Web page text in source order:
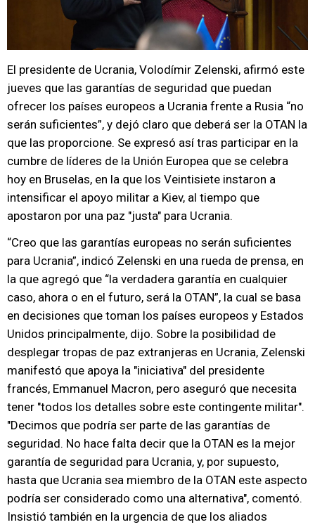
El presidente de Ucrania, Volodímir Zelenski, afirmó este
jueves que las garantías de seguridad que puedan
ofrecer los países europeos a Ucrania frente a Rusia “no
serán suficientes”, y dejó claro que deberá ser la OTAN la
que las proporcione. Se expresó así tras participar en la
cumbre de líderes de la Unión Europea que se celebra
hoy en Bruselas, en la que los Veintisiete instaron a
intensificar el apoyo militar a Kiev, al tiempo que
apostaron por una paz "justa" para Ucrania.
“Creo que las garantías europeas no serán suficientes
para Ucrania”, indicó Zelenski en una rueda de prensa, en
la que agregó que “la verdadera garantía en cualquier
caso, ahora o en el futuro, será la OTAN”, la cual se basa
en decisiones que toman los países europeos y Estados
Unidos principalmente, dijo. Sobre la posibilidad de
desplegar tropas de paz extranjeras en Ucrania, Zelenski
manifestó que apoya la "iniciativa" del presidente
francés, Emmanuel Macron, pero aseguró que necesita
tener "todos los detalles sobre este contingente militar".
"Decimos que podría ser parte de las garantías de
seguridad. No hace falta decir que la OTAN es la mejor
garantía de seguridad para Ucrania, y, por supuesto,
hasta que Ucrania sea miembro de la OTAN este aspecto
podría ser considerado como una alternativa", comentó.
Insistió también en la urgencia de que los aliados